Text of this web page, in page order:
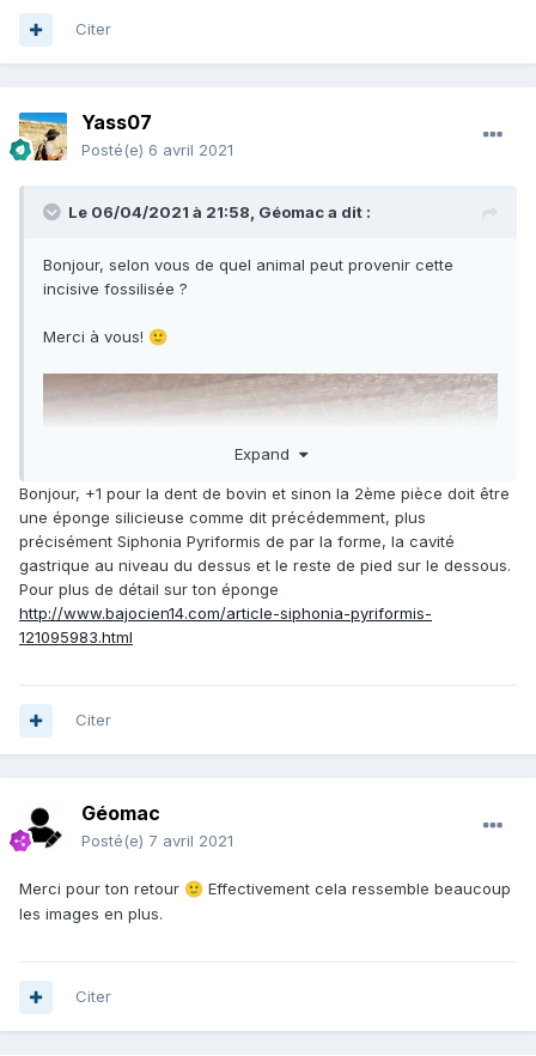
Citer
Yass07
Posté(e) 6 avril 2021
Le 06/04/2021 à 21:58, Géomaca dit :
Bonjour, selon vous de quel animal peut provenir cette
incisive fossilisée ?
Merci à vous! 🙂
Expand
Bonjour, +1 pour la dent de bovin et sinon la 2ème pièce doit être
une éponge silicieuse comme dit précédemment, plus
précisément Siphonia Pyriformis de par la forme, la cavité
gastrique au niveau du dessus et le reste de pied sur le dessous.
Pour plus de détail sur ton éponge
http://www.bajocien14.com/article-siphonia-pyriformis-
121095983.html
Citer
Géomac
Posté(e) 7 avril 2021
Merci pour ton retour 🙂 Effectivement cela ressemble beaucoup
les images en plus.
Citer